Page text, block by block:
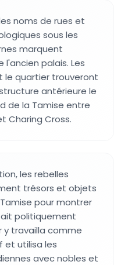
noms de rues et
sous les
marquent
palais. Les
le quartier trouveront
antérieure le
de la Tamise entre
Charing Cross.
les rebelles
trésors et objets
pour montrer
politiquement
y travailla comme
et utilisa les
avec nobles et